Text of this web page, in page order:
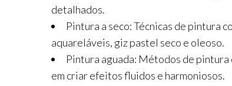
detalhados.
Pintura a seco: Técnicas de pintura
aquareláveis, giz pastel seco e oleoso.
Pintura aguada: Métodos de pintura
em criar efeitos fluidos e harmoniosos.